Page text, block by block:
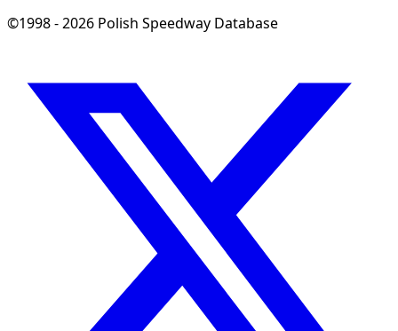
©1998 - 2026 Polish Speedway Database